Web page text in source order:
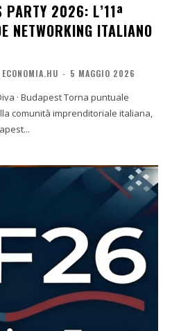
PARTY 2026: L’11ª
NETWORKING ITALIANO
ECONOMIA.HU - 5 MAGGIO 2026
Torna puntuale
comunità imprenditoriale italiana,